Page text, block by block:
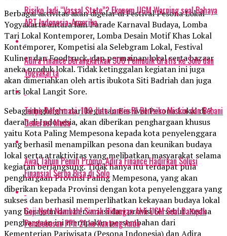
Berbagai aktivitas akan digelar di Festival Pesona Lokal
Yogyakarta antara lain Parade Karnaval Budaya, Lomba
Tari Lokal Kontemporer, Lomba Desain Motif Khas Lokal
Kontemporer, Kompetisi ala Selebgram Lokal, Festival
Kuliner dan Foodtruck, dan permainan lokal serta bazaar
aneka produk lokal. Tidak ketinggalan kegiatan ini juga
akan dimeriahkan oleh artis ibukota Siti Badriah dan juga
artis lokal Langit Sore.
Sebagai highlight dari kegiatan Festival Pesona Lokal di 7
daerah di Indonesia, akan diberikan penghargaan khusus
yaitu Kota Paling Mempesona kepada kota penyelenggara
yang berhasil menampilkan pesona dan keunikan budaya
lokal serta atraktivitas yang melibatkan masyarakat selama
kegiatan berlangsung. Tidak hanya itu terdapat pula
penghargaan Provinsi Paling Mempesona, yang akan
diberikan kepada Provinsi dengan kota penyelenggara yang
sukses dan berhasil memperlihatkan kekayaan budaya lokal
yang beragam dan bervariasi dari provisi tersebut. Kedua
penghargaan ini merupakan persembahan dari
Kementerian Pariwisata (Pesona Indonesia) dan Adira
Risiko Jadi “Vassal State”? Ekonom UGM Warning soal Bahaya
ART Indonesia-Amerika
Adira Finance Berangkatkan 300 Pemudik Gratis ke Solo dan
Yogyakarta
Tanpa Reformasi, 100 Juta Lansia RI Berisiko Miskin dan Bebani
Generasi Muda
Awal Tahun Penuh Promo, Adira Finance Hadirkan Solusi
Finansial Serba Bisa di Solo
Gaji Nett Nambah! Simak Hitungan Ahli UGM Soal Dampak
Pembebasan PPh 21 ke Kantong Anda